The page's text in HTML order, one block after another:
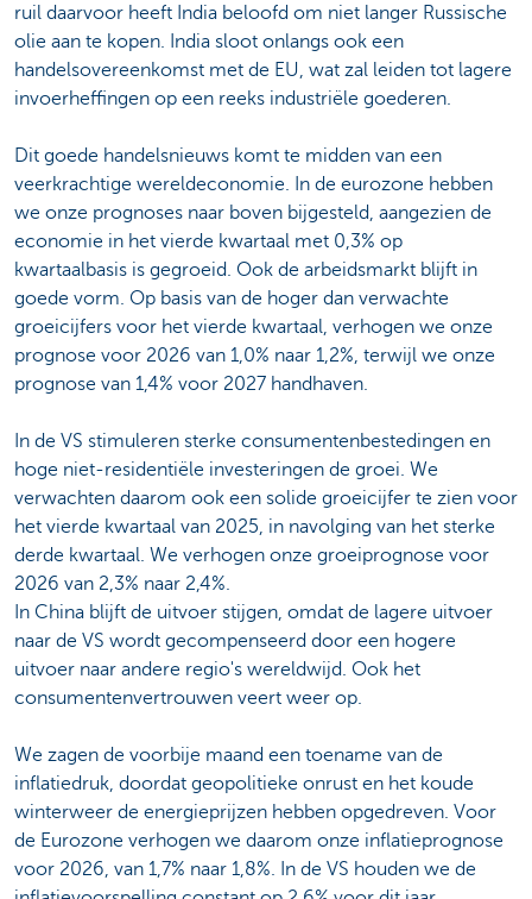
ruil daarvoor heeft India beloofd om niet langer Russische
olie aan te kopen. India sloot onlangs ook een
handelsovereenkomst met de EU, wat zal leiden tot lagere
invoerheffingen op een reeks industriële goederen.
Dit goede handelsnieuws komt te midden van een
veerkrachtige wereldeconomie. In de eurozone hebben
we onze prognoses naar boven bijgesteld, aangezien de
economie in het vierde kwartaal met 0,3% op
kwartaalbasis is gegroeid. Ook de arbeidsmarkt blijft in
goede vorm. Op basis van de hoger dan verwachte
groeicijfers voor het vierde kwartaal, verhogen we onze
prognose voor 2026 van 1,0% naar 1,2%, terwijl we onze
prognose van 1,4% voor 2027 handhaven.
In de VS stimuleren sterke consumentenbestedingen en
hoge niet-residentiële investeringen de groei. We
verwachten daarom ook een solide groeicijfer te zien voor
het vierde kwartaal van 2025, in navolging van het sterke
derde kwartaal. We verhogen onze groeiprognose voor
2026 van 2,3% naar 2,4%.
In China blijft de uitvoer stijgen, omdat de lagere uitvoer
naar de VS wordt gecompenseerd door een hogere
uitvoer naar andere regio's wereldwijd. Ook het
consumentenvertrouwen veert weer op.
We zagen de voorbije maand een toename van de
inflatiedruk, doordat geopolitieke onrust en het koude
winterweer de energieprijzen hebben opgedreven. Voor
de Eurozone verhogen we daarom onze inflatieprognose
voor 2026, van 1,7% naar 1,8%. In de VS houden we de